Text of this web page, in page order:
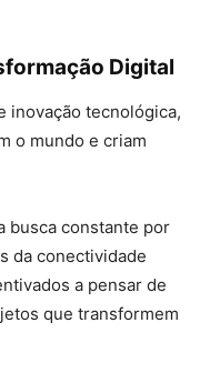
Digital
inovação tecnológica,
o mundo e criam
busca constante por
da conectividade
a pensar de
que transformem